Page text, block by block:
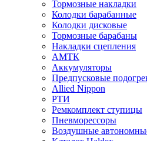
Тормозные накладки
Колодки барабанные
Колодки дисковые
Тормозные барабаны
Накладки сцепления
АМТК
Аккумуляторы
Предпусковые
Allied Nippon
РТИ
Ремкомплект ступицы
Пневморессоры
Воздушные